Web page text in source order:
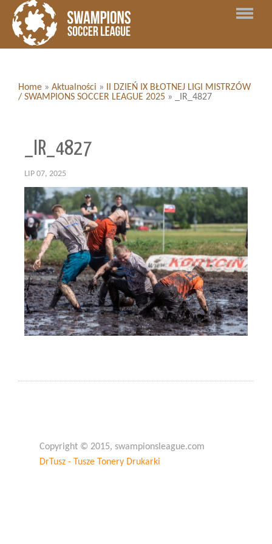
Home » Aktualności »
II DZIEŃ IX BŁOTNEJ LIGI MISTRZÓW
/ SWAMPIONS SOCCER LEAGUE 2025 » _IR_4827
_IR_4827
LIP 07, 2025
Copyright © 2015, swampionsleague.com
DrTusz - Tusze Tonery Drukarki